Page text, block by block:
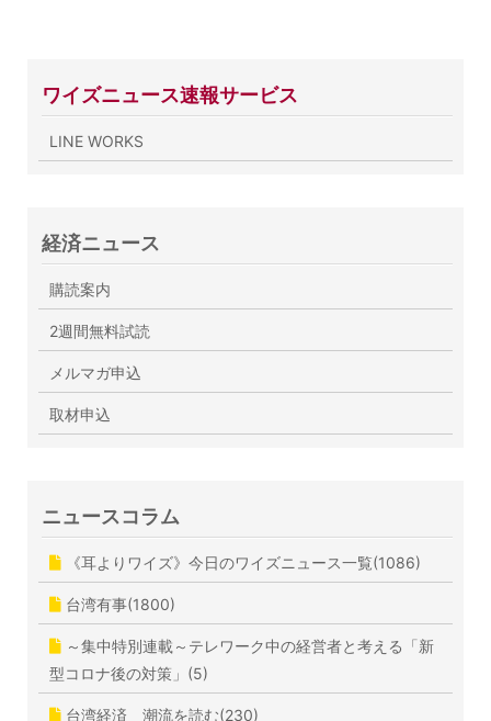
ワイズニュース速報サービス
LINE WORKS
経済ニュース
購読案内
2週間無料試読
メルマガ申込
取材申込
ニュースコラム
《耳よりワイズ》今日のワイズニュース一覧(1086)
台湾有事(1800)
～集中特別連載～テレワーク中の経営者と考える「新
型コロナ後の対策」(5)
台湾経済 潮流を読む(230)